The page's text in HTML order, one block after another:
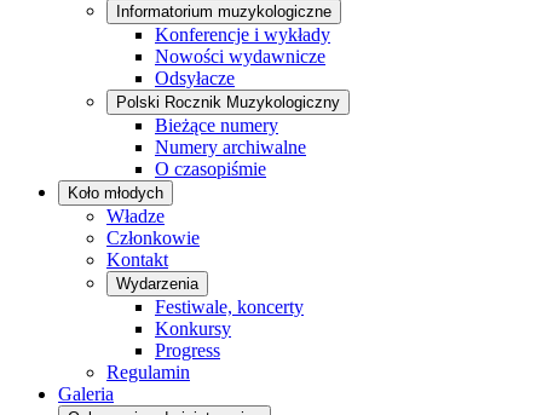
Informatorium muzykologiczne
Konferencje i wykłady
Nowości wydawnicze
Odsyłacze
Polski Rocznik Muzykologiczny
Bieżące numery
Numery archiwalne
O czasopiśmie
Koło młodych
Władze
Członkowie
Kontakt
Wydarzenia
Festiwale, koncerty
Konkursy
Progress
Regulamin
Galeria